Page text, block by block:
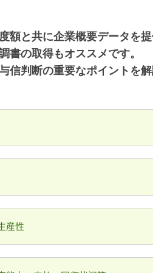
と共に企業概要データを提
書の取得もオススメです。
判断の重要なポイントを解
産性